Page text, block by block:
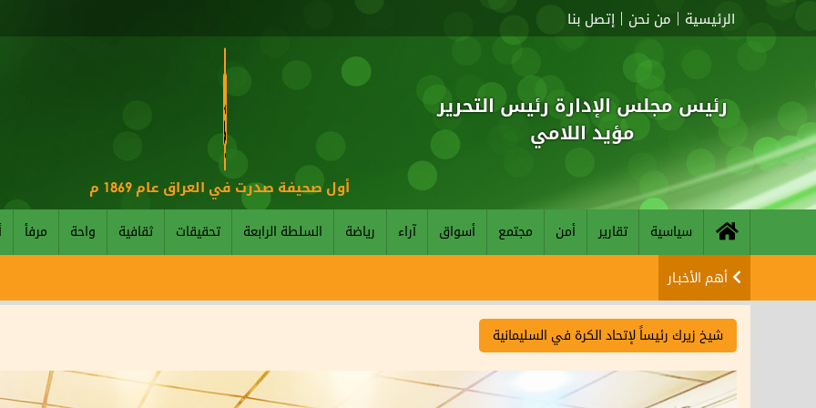
الرئيسية من نحن إتصل بنا
رئيس مجلس الإدارة رئيس التحرير
مؤيد اللامي
أول صحيفة صدرت في العراق عام 1869 م
سياسية تقارير أمن مجتمع أسواق آراء رياضة السلطة الرابعة تحقيقات ثقافية واحة مرفأ
أهم الأخبـار
شيخ زيرك رئيساً لإتحاد الكرة في السليمانية